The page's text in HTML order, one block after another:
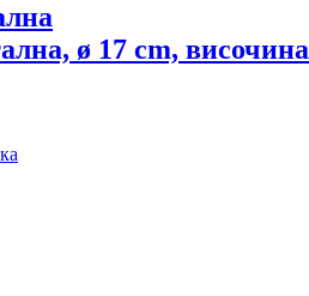
ø 17 cm, височина